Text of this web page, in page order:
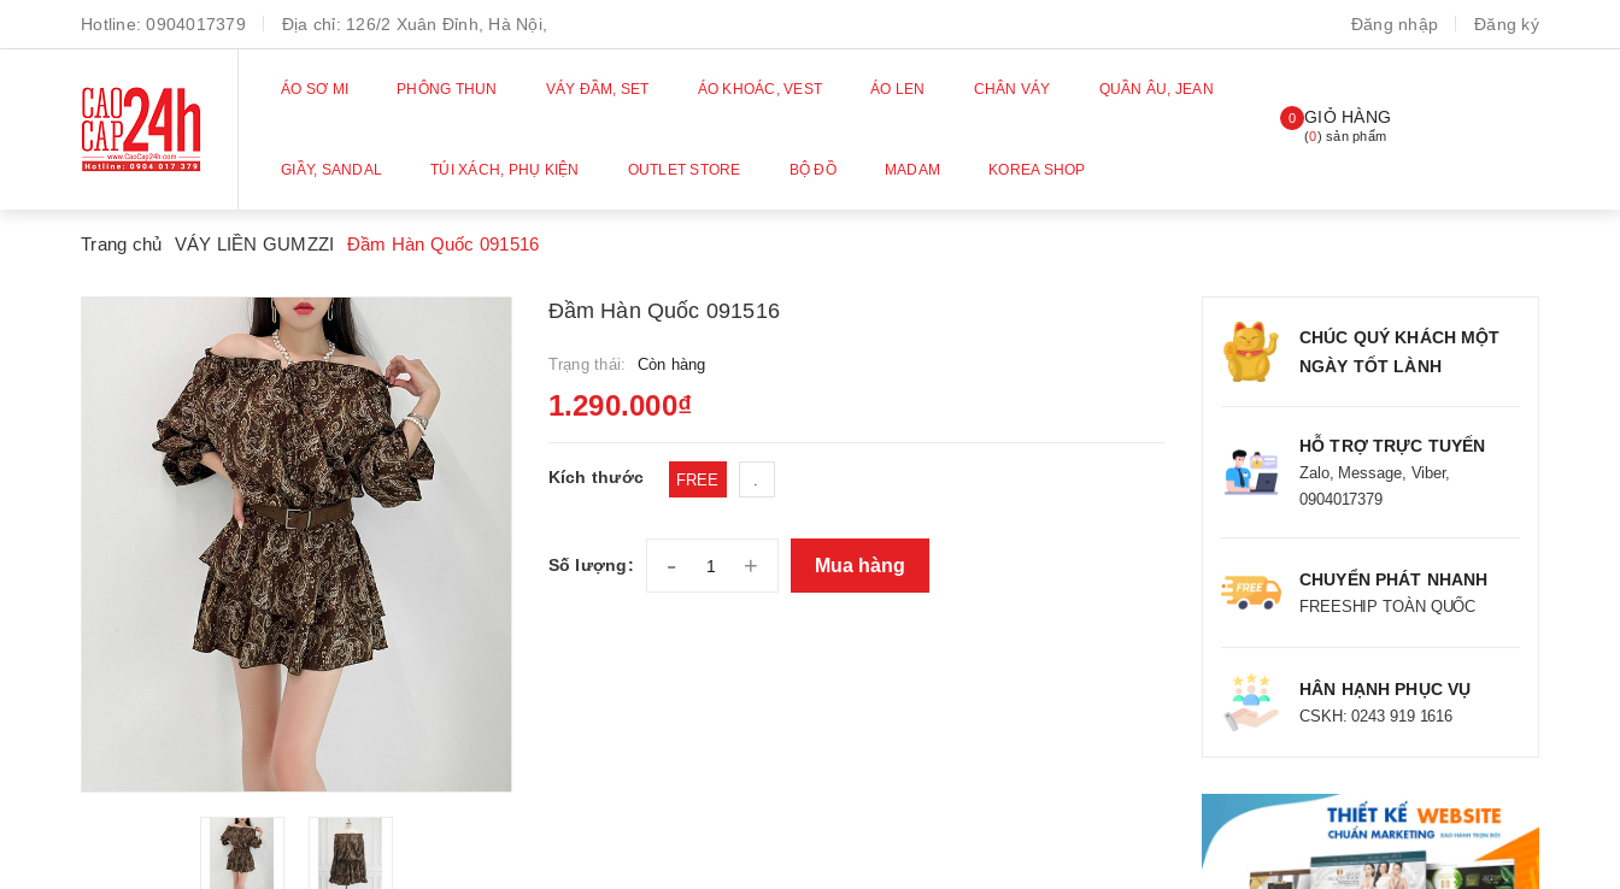
Hotline:0904017379 Địa chỉ: 126/2 Xuân Đỉnh, Hà Nội, Đăng nhập Đăng ký
ÁO SƠ MI PHÔNG THUN VÁY ĐẦM, SET ÁO KHOÁC, VEST ÁO LEN CHÂN VÁY QUẦN ÂU, JEAN
GIẦY, SANDAL TÚI XÁCH, PHỤ KIỆN OUTLET STORE BỘ ĐỒ MADAM KOREA SHOP
0 GIỎ HÀNG
(0) sản phẩm
Trang chủ VÁY LIỀN GUMZZI Đầm Hàn Quốc 091516
Đầm Hàn Quốc 091516
Trạng thái: Còn hàng
1.290.000₫
Kích thước FREE .
Số lượng: - + Mua hàng
CHÚC QUÝ KHÁCH MỘT
NGÀY TỐT LÀNH
HỖ TRỢ TRỰC TUYẾN
Zalo, Message, Viber,
0904017379
CHUYỂN PHÁT NHANH
FREESHIP TOÀN QUỐC
HÂN HẠNH PHỤC VỤ
CSKH: 0243 919 1616